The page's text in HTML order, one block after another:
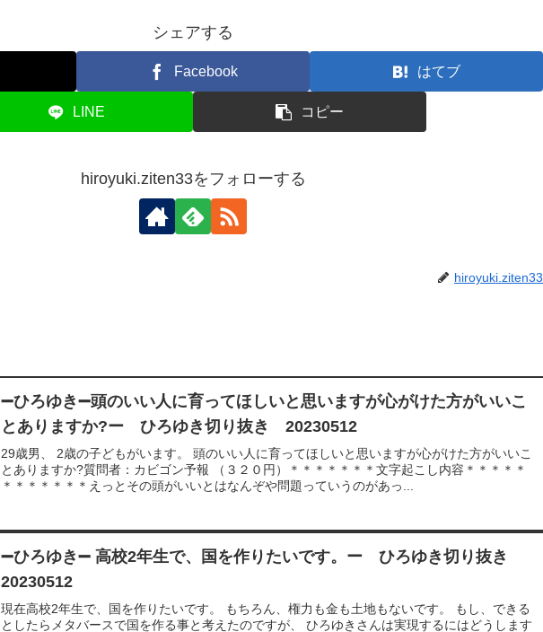
シェアする
Facebook はてブ
LINE コピー
hiroyuki.ziten33をフォローする
hiroyuki.ziten33
➖ひろゆき➖頭のいい人に育ってほしいと思いますが心がけた方がいいこ
とありますか?ー ひろゆき切り抜き 20230512
29歳男、 2歳の子どもがいます。 頭のいい人に育ってほしいと思いますが心がけた方がいいこ
とありますか?質問者：カビゴン予報 （３２０円）＊＊＊＊＊＊＊文字起こし内容＊＊＊＊＊
＊＊＊＊＊＊＊えっとその頭がいいとはなんぞや問題っていうのがあっ...
➖ひろゆき➖ 高校2年生で、国を作りたいです。ー ひろゆき切り抜き
20230512
現在高校2年生で、国を作りたいです。 もちろん、権力も金も土地もないです。 もし、できる
としたらメタバースで国を作る事と考えたのですが、 ひろゆきさんは実現するにはどうします